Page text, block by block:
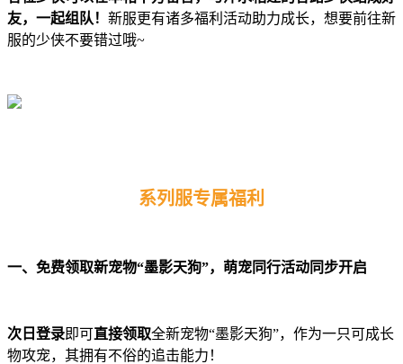
友，一起组队！ 新服更有诸多福利活动助力成长，想要前往新
服的少侠不要错过哦~
系列服专属福利
一、免费领取新宠物“墨影天狗”，萌宠同行活动同步开启
次日登录即可直接领取全新宠物“墨影天狗”，作为一只可成长
物攻宠，其拥有不俗的追击能力！